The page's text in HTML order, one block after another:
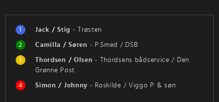
1 Jack / Stig -Trøsten
2
Camilla / Søren - P.Smed / DSB
3
Thordsen / Olsen - Thordsens bådservice / Den
Grønne Post
4
Simon / Johnny - Roskilde / Viggo P & søn